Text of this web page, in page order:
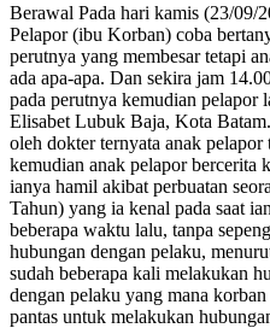
Berawal Pada hari kamis (23/09/
Pelapor (ibu Korban) coba
perutnya yang membesar tetapi
ada apa-apa. Dan sekira jam
pada perutnya kemudian pelapor
Elisabet Lubuk Baja, Kota
oleh dokter ternyata anak
kemudian anak pelapor bercerita
ianya hamil akibat perbuatan
Tahun) yang ia kenal pada saat
beberapa waktu lalu, tanpa
hubungan dengan pelaku,
sudah beberapa kali melakukan
dengan pelaku yang mana
pantas untuk melakukan